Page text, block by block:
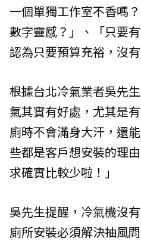
一個單獨工作室不香嗎
數字靈感？」、「只要
認為只要預算充裕，沒
根據台北冷氣業者吳先
氣其實有好處，尤其是
廁時不會滿身大汗，還
些都是客戶想安裝的理
求確實比較少啦！」
吳先生提醒，冷氣機沒
廁所安裝必須解決抽風